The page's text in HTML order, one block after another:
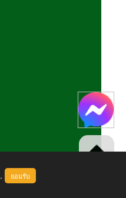
. ยอมรับ